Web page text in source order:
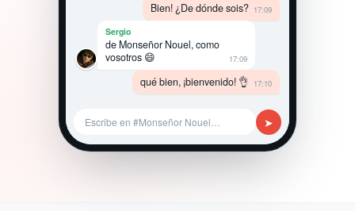
Bien! ¿De dónde sois? 17:09
Sergio
de Monseñor Nouel, como
vosotros 😄
17:09
qué bien, ¡bienvenido! 👌 17:10
Escribe en #Monseñor Nouel… ➤